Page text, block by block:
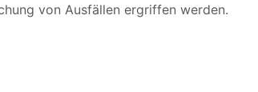
von Ausfällen ergriffen werden.